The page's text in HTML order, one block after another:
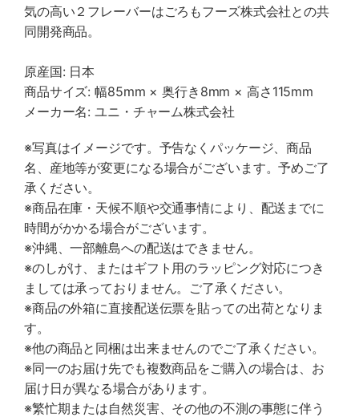
気の高い２フレーバーはごろもフーズ株式会社との共
同開発商品。
原産国: 日本
商品サイズ: 幅85mm × 奥行き8mm × 高さ115mm
メーカー名: ユニ・チャーム株式会社
※写真はイメージです。予告なくパッケージ、商品
名、産地等が変更になる場合がございます。予めご了
承ください。
※商品在庫・天候不順や交通事情により、配送までに
時間がかかる場合がございます。
※沖縄、一部離島への配送はできません。
※のしがけ、またはギフト用のラッピング対応につき
ましては承っておりません。ご了承ください。
※商品の外箱に直接配送伝票を貼っての出荷となりま
す。
※他の商品と同梱は出来ませんのでご了承ください。
※同一のお届け先でも複数商品をご購入の場合は、お
届け日が異なる場合があります。
※繁忙期または自然災害、その他の不測の事態に伴う